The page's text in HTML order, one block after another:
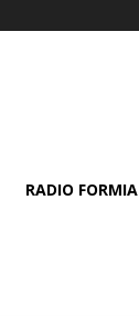
RADIO FORMIA